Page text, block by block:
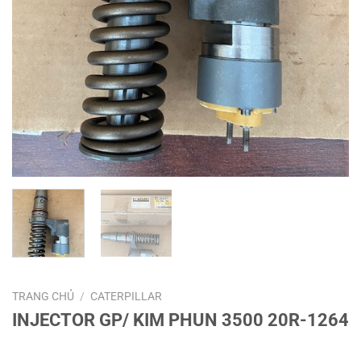
TRANG CHỦ / CATERPILLAR
INJECTOR GP/ KIM PHUN 3500 20R-1264